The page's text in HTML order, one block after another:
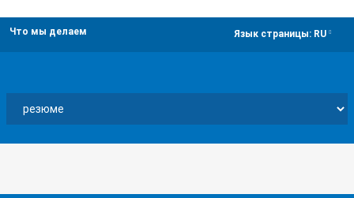
Что мы делаем Язык страницы: RU